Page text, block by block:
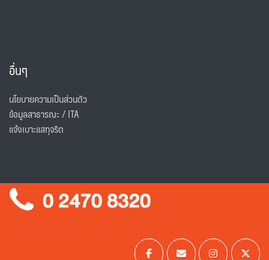
อื่นๆ
นโยบายความเป็นส่วนตัว
ข้อมูลสาธารณะ / ITA
แจ้งเบาะแสทุจริต